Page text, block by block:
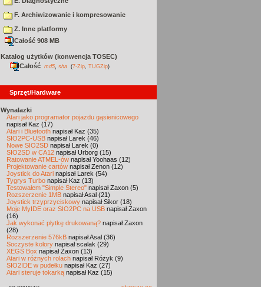
F. Archiwizowanie i kompresowanie
Z. Inne platformy
Całość 908 MB
Katalog użytków (konwencja TOSEC)
Całość md5 sha (7-Zip TUGZip)
Sprzęt/Hardware
Wynalazki
Atari jako programator pojazdu gąsienicowego
napisał Kaz (17)
Atari i Bluetooth napisał Kaz (35)
SIO2PC-USB napisał Larek (46)
Nowe SIO2SD napisał Larek (0)
SIO2SD w CA12 napisał Urborg (15)
Ratowanie ATMEL-ów napisał Yoohaas (12)
Projektowanie cartów napisał Zenon (12)
Joystick do Atari napisał Larek (54)
Tygrys Turbo napisał Kaz (13)
Testowałem "Simple Stereo" napisał Zaxon (5)
Rozszerzenie 1MB napisał Asal (21)
Joystick trzyprzyciskowy napisał Sikor (18)
Moje MyIDE oraz SIO2PC na USB napisał Zaxon
(16)
Jak wykonać płytkę drukowaną? napisał Zaxon
(28)
Rozszerzenie 576kB napisał Asal (36)
Soczyste kolory napisał scalak (29)
XEGS Box napisał Zaxon (13)
Atari w różnych rolach napisał Różyk (9)
SIO2IDE w pudełku napisał Kaz (27)
Atari steruje tokarką napisał Kaz (15)